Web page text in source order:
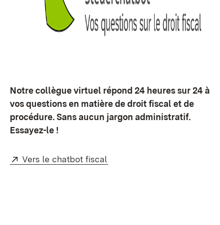
Notre collègue virtuel répond 24 heures sur 24 à
vos questions en matière de droit fiscal et de
procédure. Sans aucun jargon administratif.
Essayez-le !
Externe:
Vers le chatbot fiscal